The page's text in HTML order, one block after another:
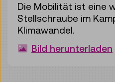
Die Mobilität ist eine
Stellschraube im
Klimawandel.
Bild herunterladen